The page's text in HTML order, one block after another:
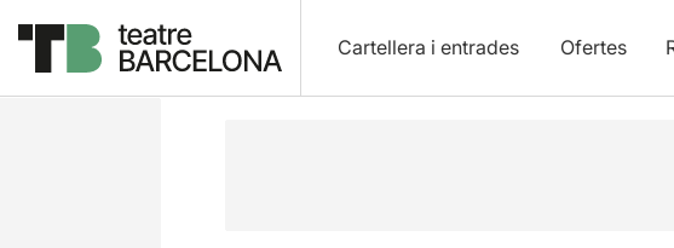
Cartellera i entrades Ofertes